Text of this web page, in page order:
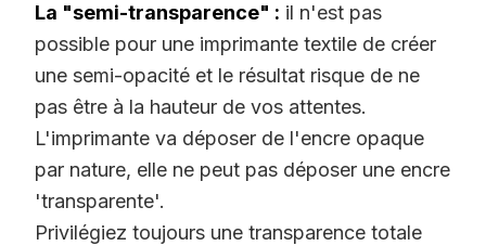
La "semi-transparence" : il n'est pas
possible pour une imprimante textile de créer
une semi-opacité et le résultat risque de ne
pas être à la hauteur de vos attentes.
L'imprimante va déposer de l'encre opaque
par nature, elle ne peut pas déposer une encre
'transparente'.
Privilégiez toujours une transparence totale